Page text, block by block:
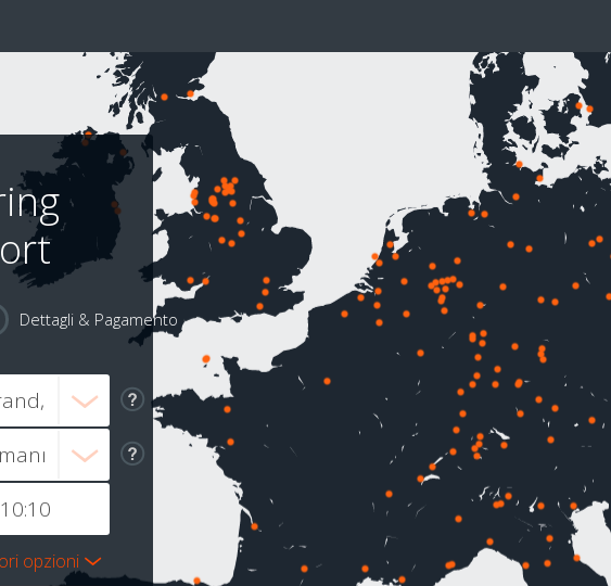
Dettagli & Pagamento
opzioni